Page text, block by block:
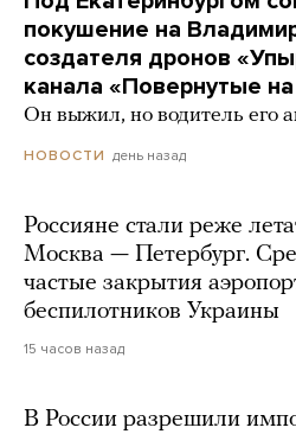
покушение на
создателя дронов
канала «Повернутые
Он выжил, но водитель его
НОВОСТИ день назад
Россияне стали реже
Москва — Петербург.
частые закрытия
беспилотников Украины
15 часов назад
В России разрешили